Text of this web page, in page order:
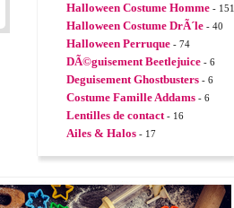
Halloween Costume Homme - 151
Halloween Costume DrÃ´le - 40
Halloween Perruque - 74
DÃ©guisement Beetlejuice - 6
Deguisement Ghostbusters - 6
Costume Famille Addams - 6
Lentilles de contact - 16
Ailes & Halos - 17